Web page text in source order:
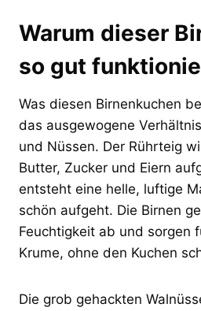
Warum dieser
so gut
Was diesen Birnenkuchen
das ausgewogene
und Nüssen. Der Rührteig
Butter, Zucker und Eiern
entsteht eine helle, luftige
schön aufgeht. Die Birnen
Feuchtigkeit ab und sorgen
Krume, ohne den Kuchen
Die grob gehackten